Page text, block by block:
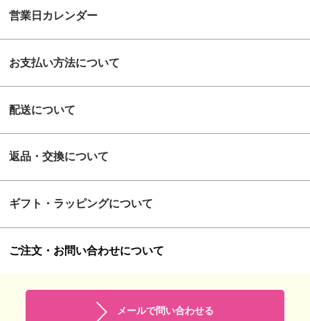
営業日カレンダー
お支払い方法について
配送について
返品・交換について
ギフト・ラッピングについて
ご注文・お問い合わせについて
メールで問い合わせる